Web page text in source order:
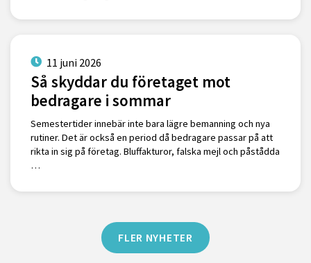
11 juni 2026
Så skyddar du företaget mot
bedragare i sommar
Semestertider innebär inte bara lägre bemanning och nya
rutiner. Det är också en period då bedragare passar på att
rikta in sig på företag. Bluffakturor, falska mejl och påstådda
…
FLER NYHETER